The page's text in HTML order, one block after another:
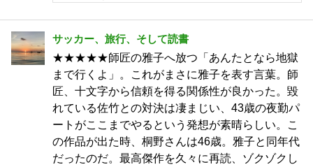
サッカー、旅行、そして読書
★★★★★師匠の雅子へ放つ「あんたとなら地獄
まで行くよ」。これがまさに雅子を表す言葉。師
匠、十文字から信頼を得る関係性が良かった。毀
れている佐竹との対決は凄まじい、43歳の夜勤パ
ートがここまでやるという発想が素晴らしい。こ
の作品が出た時、桐野さんは46歳。雅子と同年代
だったのだ。最高傑作を久々に再読、ゾクゾクし